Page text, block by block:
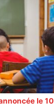
le 10